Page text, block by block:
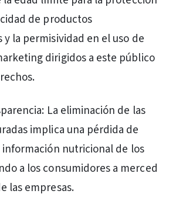
de productos
la permisividad en el uso de
dirigidos a este público
La eliminación de las
implica una pérdida de
nutricional de los
a los consumidores a merced
las empresas.